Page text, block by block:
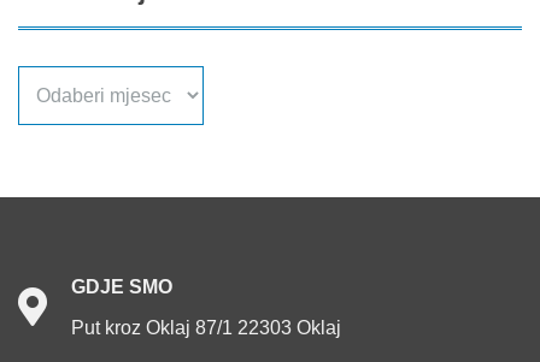
GDJE SMO
Put kroz Oklaj 87/1 22303 Oklaj